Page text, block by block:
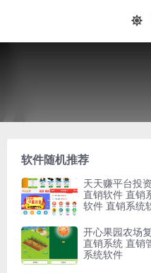
软件随机推荐
天天赚平台投
直销软件 直销
软件 直销系统
开心果园农场
直销系统 直销
系统软件